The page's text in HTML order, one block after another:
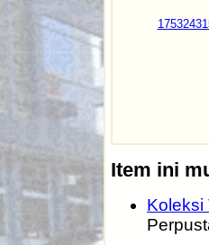
Item ini
Koleksi